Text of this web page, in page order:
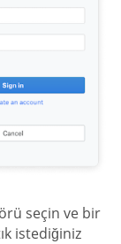
seçin ve bir
istediğiniz